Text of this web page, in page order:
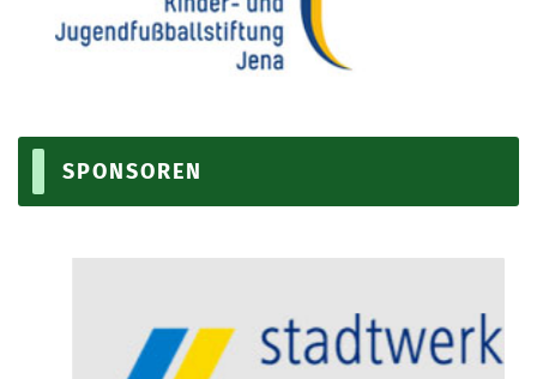
SPONSOREN